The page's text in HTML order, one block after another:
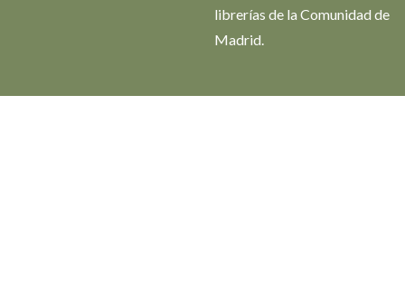
librerías de la Comunidad de
Madrid.